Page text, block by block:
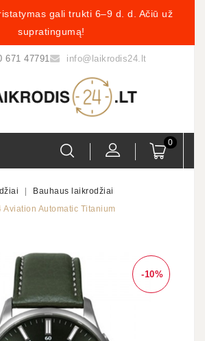
gali trukti 6–9 d. d. Ačiū už
supratingumą!
671 47791 info@laikrodis24.lt
0
Bauhaus laikrodžiai
Aviation Automatic Titanium
-10%